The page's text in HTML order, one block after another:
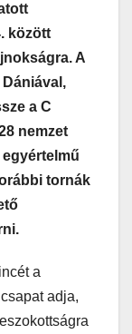
között
A
a C
nemzet
tornák
a
adja,